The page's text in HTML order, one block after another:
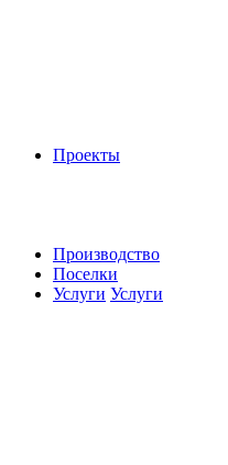
Проекты
Производство
Поселки
Услуги Услуги